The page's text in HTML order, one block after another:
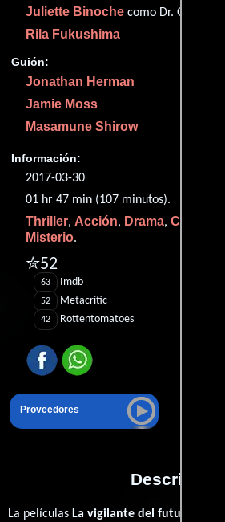
Juliette Binoche como Dr. Ouelet
Rila Fukushima
Guión:
Jonathan Herman
Jamie Moss
Masamune Shirow
Información:
2017-03-30
01 hr 47 min (107 minutos).
Thriller, Acción, Drama, Crimen
Misterio.
✮52
63 Imdb
52 Metacritic
42 Rottentomatoes
Proveedores
Descripción
La películas La vigilante del futuro: